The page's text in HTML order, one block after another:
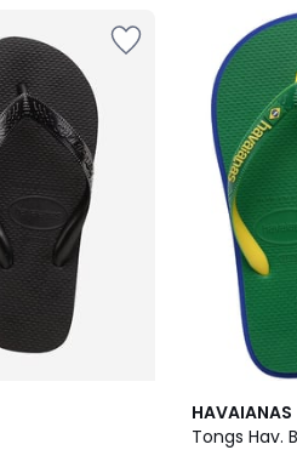
HAVAIANAS
Tongs Hav.
1
/